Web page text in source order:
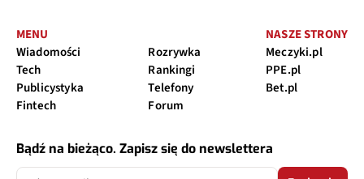
MENU
Wiadomości
Tech
Publicystyka
Fintech
Rozrywka
Rankingi
Telefony
Forum
NASZE STRONY
Meczyki.pl
PPE.pl
Bet.pl
Bądź na bieżąco. Zapisz się do newslettera